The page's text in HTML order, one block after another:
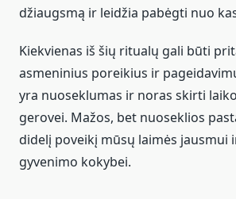
džiaugsmą ir leidžia pabėgti nuo
Kiekvienas iš šių ritualų gali būti
asmeninius poreikius ir
yra nuoseklumas ir noras skirti
gerovei. Mažos, bet nuoseklios
didelį poveikį mūsų laimės jausmui
gyvenimo kokybei.